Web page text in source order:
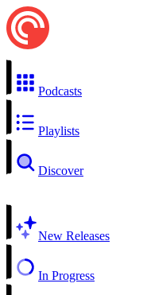
Podcasts
Playlists
Discover
New Releases
In Progress